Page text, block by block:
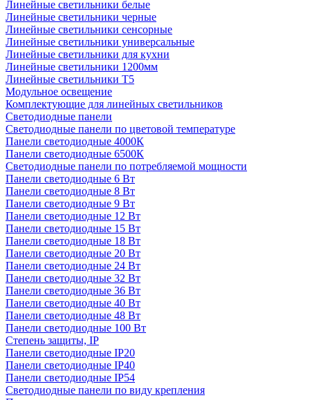
Линейные светильники белые
Линейные светильники черные
Линейные светильники сенсорные
Линейные светильники универсальные
Линейные светильники для кухни
Линейные светильники 1200мм
Линейные светильники Т5
Модульное освещение
Комплектующие для линейных светильников
Светодиодные панели
Светодиодные панели по цветовой температуре
Панели светодиодные 4000К
Панели светодиодные 6500К
Светодиодные панели по потребляемой мощности
Панели светодиодные 6 Вт
Панели светодиодные 8 Вт
Панели светодиодные 9 Вт
Панели светодиодные 12 Вт
Панели светодиодные 15 Вт
Панели светодиодные 18 Вт
Панели светодиодные 20 Вт
Панели светодиодные 24 Вт
Панели светодиодные 32 Вт
Панели светодиодные 36 Вт
Панели светодиодные 40 Вт
Панели светодиодные 48 Вт
Панели светодиодные 100 Вт
Степень защиты, IP
Панели светодиодные IP20
Панели светодиодные IP40
Панели светодиодные IP54
Светодиодные панели по виду крепления